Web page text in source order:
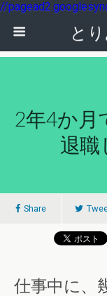
//
と
2年4か月
退職
Share
仕事中に、